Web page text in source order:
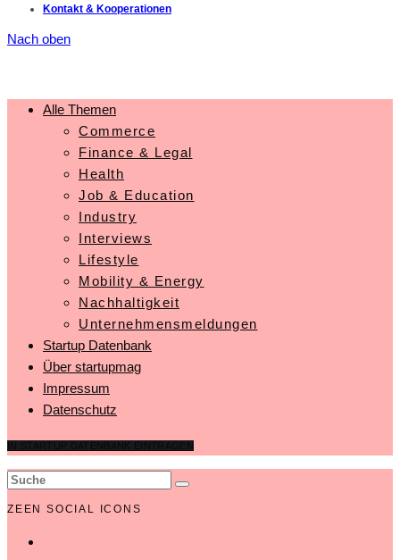
Kontakt & Kooperationen
Nach oben
Alle Themen
Commerce
Finance & Legal
Health
Job & Education
Industry
Interviews
Lifestyle
Mobility & Energy
Nachhaltigkeit
Unternehmensmeldungen
Startup Datenbank
Über startupmag
Impressum
Datenschutz
ZEEN SOCIAL ICONS